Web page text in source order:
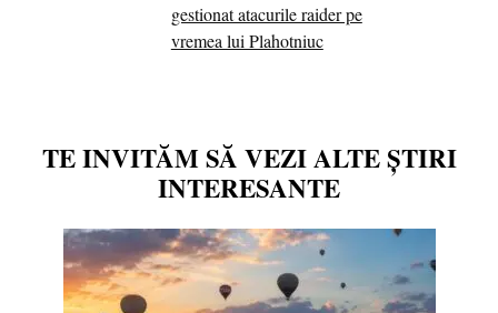
gestionat atacurile raider pe
vremea lui Plahotniuc
TE INVITĂM SĂ VEZI ALTE ȘTIRI
INTERESANTE